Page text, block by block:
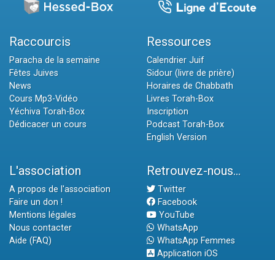
Raccourcis
Paracha de la semaine
Fêtes Juives
News
Cours Mp3-Vidéo
Yéchiva Torah-Box
Dédicacer un cours
Ressources
Calendrier Juif
Sidour (livre de prière)
Horaires de Chabbath
Livres Torah-Box
Inscription
Podcast Torah-Box
English Version
L'association
A propos de l'association
Faire un don !
Mentions légales
Nous contacter
Aide (FAQ)
Retrouvez-nous...
Twitter
Facebook
YouTube
WhatsApp
WhatsApp Femmes
Application iOS